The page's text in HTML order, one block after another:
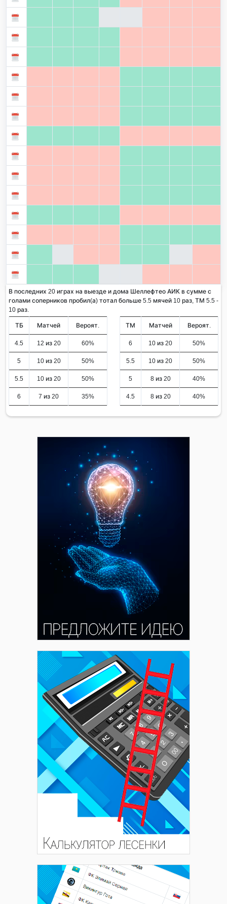
В последних 20 играх на выезде и дома Шеллефтео АИК в сумме с
голами соперников пробил(а) тотал больше 5.5 мячей 10 раз, ТМ 5.5 -
10 раз.
ТБ Матчей Вероят.
4.5 12 из 20 60%
5 10 из 20 50%
5.5 10 из 20 50%
6 7 из 20 35%
ТМ Матчей Вероят.
6 10 из 20 50%
5.5 10 из 20 50%
5 8 из 20 40%
4.5 8 из 20 40%